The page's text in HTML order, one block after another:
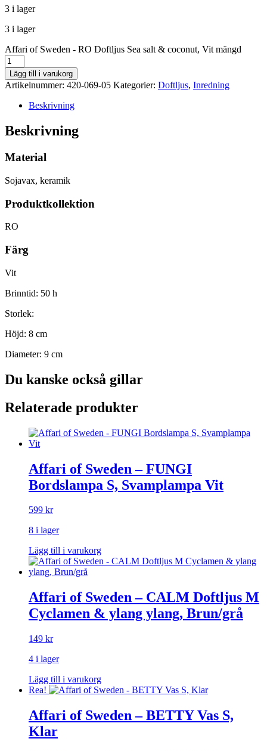
3 i lager
3 i lager
Affari of Sweden - RO Doftljus Sea salt & coconut, Vit mängd
Lägg till i varukorg
Artikelnummer: 420-069-05 Kategorier: Doftljus, Inredning
Beskrivning
Beskrivning
Material
Sojavax, keramik
Produktkollektion
RO
Färg
Vit
Brinntid: 50 h
Storlek:
Höjd: 8 cm
Diameter: 9 cm
Du kanske också gillar
Relaterade produkter
Affari of Sweden – FUNGI
Bordslampa S, Svamplampa Vit
599 kr
8 i lager
Lägg till i varukorg
Affari of Sweden – CALM Doftljus M
Cyclamen & ylang ylang, Brun/grå
149 kr
4 i lager
Lägg till i varukorg
Rea!
Affari of Sweden – BETTY Vas S,
Klar